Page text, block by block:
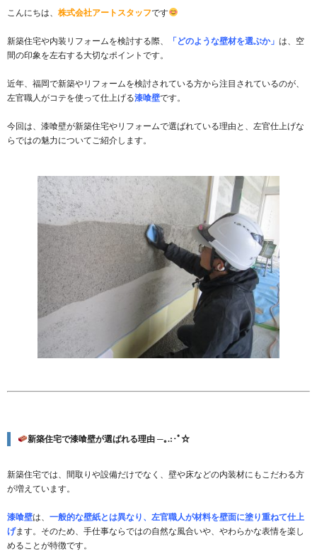
こんにちは、 株式会社アートスタッフです
新築住宅や内装リフォームを検討する際、 「どのような壁材を選ぶか」 は、空
間の印象を左右する大切なポイントです。
近年、福岡で新築やリフォームを検討されている方から注目されているのが、
左官職人がコテを使って仕上げる漆喰壁です。
今回は、漆喰壁が新築住宅やリフォームで選ばれている理由と、左官仕上げな
らではの魅力についてご紹介します。
新築住宅で漆喰壁が選ばれる理由 ─｡.:･ﾟ☆
新築住宅では、間取りや設備だけでなく、壁や床などの内装材にもこだわる方
が増えています。
漆喰壁は、 一般的な壁紙とは異なり、左官職人が材料を壁面に塗り重ねて仕上
げます。そのため、手仕事ならではの自然な風合いや、やわらかな表情を楽し
めることが特徴です。